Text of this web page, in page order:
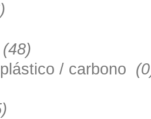
(48)
/ carbono